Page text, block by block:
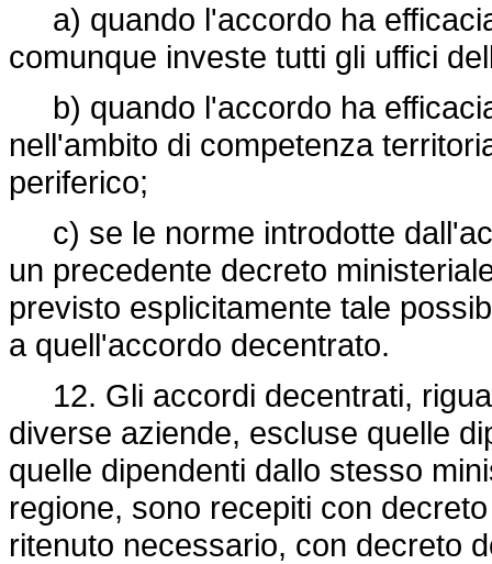
a) quando l'accordo ha
comunque investe tutti gli uffici
b) quando l'accordo ha
nell'ambito di competenza
periferico;
c) se le norme introdotte
un precedente decreto
previsto esplicitamente tale
a quell'accordo decentrato.
12. Gli accordi decentrati,
diverse aziende, escluse quelle
quelle dipendenti dallo stesso
regione, sono recepiti con
ritenuto necessario, con decreto